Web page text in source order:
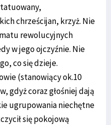
chrześcijan, krzyż. Nie
rewolucyjnych
w jego ojczyźnie. Nie
co się dzieje.
(stanowiący ok.10
gdyż coraz głośniej dają
ugrupowania niechętne
się pokojową